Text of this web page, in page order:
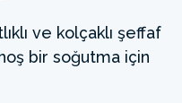
ve kolçaklı şeffaf
bir soğutma için